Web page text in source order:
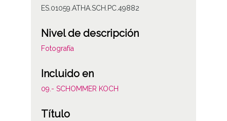
ES.01059.ATHA.SCH.PC.49882
Nivel de descripción
Fotografía
Incluido en
09.- SCHOMMER KOCH
Título